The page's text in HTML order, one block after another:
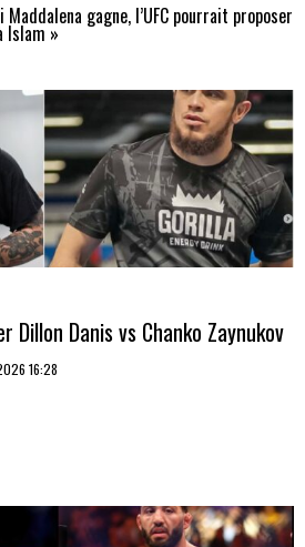
Maddalena gagne, l’UFC pourrait proposer
Islam »
Dillon Danis vs Chanko Zaynukov
16:28